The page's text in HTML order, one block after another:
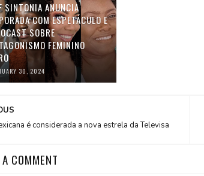
SINTONIA ANUNCIA
COM ESPETÁCULO E
SOBRE
FEMININO
30, 2024
é considerada a nova estrela da Televisa
COMMENT